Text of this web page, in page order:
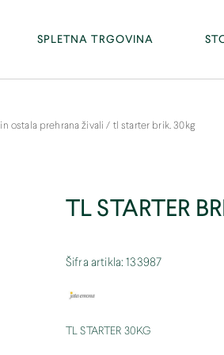
SPLETNA TRGOVINA
ostala prehrana živali/ tl starter brik. 30kg
TL STARTER
Šifra artikla: 133987
TL STARTER 30KG